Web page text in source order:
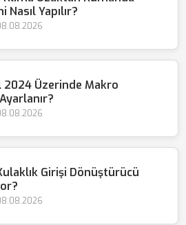
Yapılır?
Üzerinde Makro
Girişi Dönüştürücü